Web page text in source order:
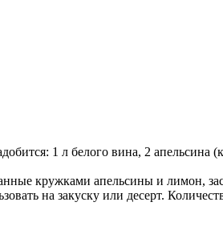
1 л белого вина, 2 апельсина
кружками апельсины и лимон,
на закуску или десерт.